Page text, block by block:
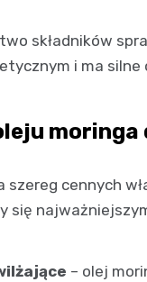
składników
i ma silne
moringa
szereg cennych
się
– olej